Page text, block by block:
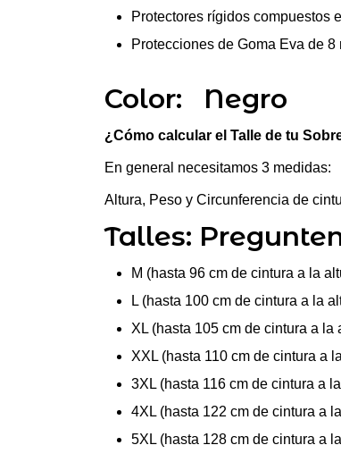
Protectores rígidos compuestos
Protecciones de Goma Eva de
Color: Negro
¿Cómo calcular el Talle de tu
En general necesitamos 3 medidas:
Altura, Peso y Circunferencia de
Talles:
M (hasta 96 cm de cintura a la
L (hasta 100 cm de cintura a la
XL (hasta 105 cm de cintura a la
XXL (hasta 110 cm de cintura a
3XL (hasta 116 cm de cintura a
4XL (hasta 122 cm de cintura a
5XL (hasta 128 cm de cintura a